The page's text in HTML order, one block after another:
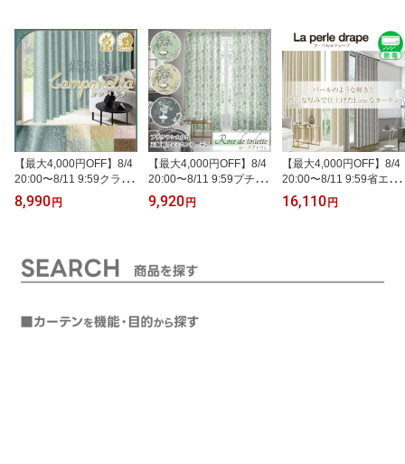
【最大4,000円OFF】8/4
20:00〜8/11 9:59クラシ
カルで上品なジャガード
織遮光カーテン「Campa
8,990円
【最大4,000円OFF】8/4
20:00〜8/11 9:59プチク
ラシカルな正統派フェミ
ニンカーテン「Rose de t
9,920円
【最大4,000円OFF】8/4
20:00〜8/11 9:59省エネ
節電カーテン 贅沢な厚み
があるカーテン「La perl
m〜丈150cm×1枚入
16,110円